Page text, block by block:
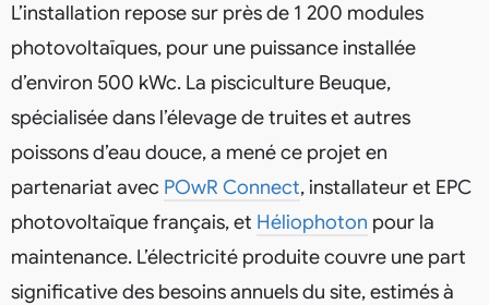
L’installation repose sur près de 1 200 modules
photovoltaïques, pour une puissance installée
d’environ 500 kWc. La pisciculture Beuque,
spécialisée dans l’élevage de truites et autres
poissons d’eau douce, a mené ce projet en
partenariat avec POwR Connect, installateur et EPC
photovoltaïque français, et Héliophoton pour la
maintenance. L’électricité produite couvre une part
significative des besoins annuels du site, estimés à